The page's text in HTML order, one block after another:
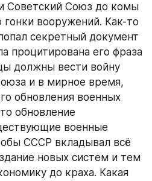
Советский Союз до комы
вооружений. Как-то
секретный документ
процитирована его фраза
должны вести войну
и в мирное время,
обновления военных
обновление
военные
СССР вкладывал всё
новых систем и тем
до краха. Какая